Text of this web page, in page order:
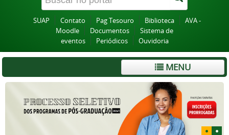
SUAP Contato Pag Tesouro Biblioteca
AVA -
Moodle
Documentos
Sistema de
eventos
Periódicos Ouvidoria
MENU